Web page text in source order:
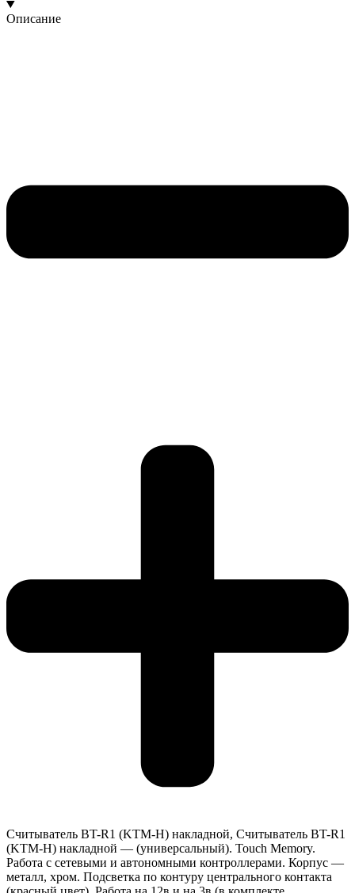
Описание
Считыватель BT-R1 (KTM-H) накладной, Считыватель BT-R1
(KTM-H) накладной — (универсальный). Touch Memory.
Работа с сетевыми и автономными контроллерами. Корпус —
металл, хром. Подсветка по контуру центрального контакта